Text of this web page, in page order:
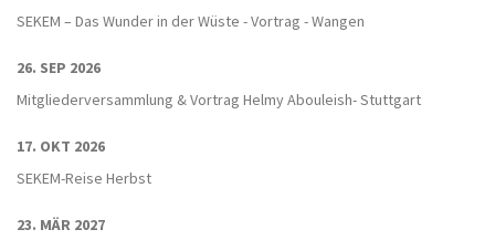
SEKEM – Das Wunder in der Wüste - Vortrag - Wangen
26. SEP 2026
Mitgliederversammlung & Vortrag Helmy Abouleish- Stuttgart
17. OKT 2026
SEKEM-Reise Herbst
23. MÄR 2027